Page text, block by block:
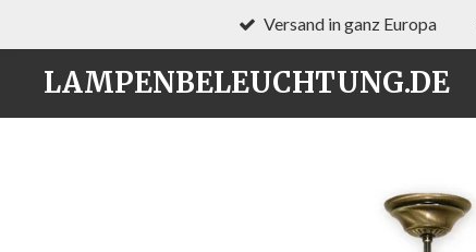
Hauptinhalt
springen
Versand in ganz Europa
LAMPENBELEUCHTUNG.DE